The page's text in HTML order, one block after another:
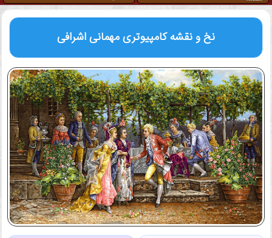
نخ و نقشه کامپیوتریمهمانی اشرافی